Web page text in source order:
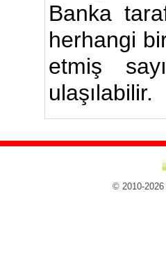
Banka
herhangi
etmiş
ulaşılabilir.
© 2010-2026